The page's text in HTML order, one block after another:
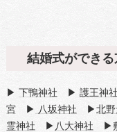
結婚式ができ
▶ 下鴨神社 ▶ 護王神社
宮▶ 八坂神社 ▶ 北
霊神社 ▶ 八大神社 ▶